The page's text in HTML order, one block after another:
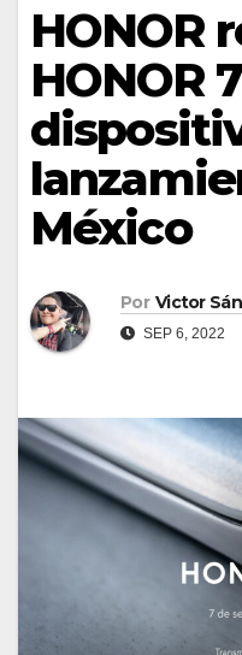
HONOR
HONOR
México
Por Victor
SEP 6, 2022